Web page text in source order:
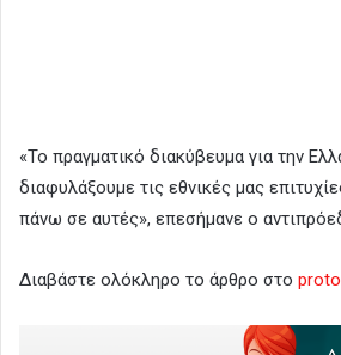
«Το πραγματικό διακύβευμα για την
διαφυλάξουμε τις εθνικές μας
πάνω σε αυτές», επεσήμανε ο
Διαβάστε ολόκληρο το άρθρο στο